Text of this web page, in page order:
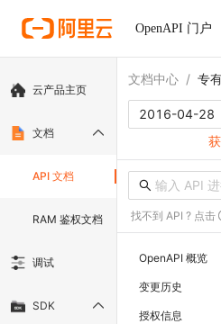
OpenAPI 门户
云产品主页
文档
API 文档
RAM 鉴权文档
调试
SDK
文档中心 / 专
2016-04-28
找不到 API ? 点击
OpenAPI 概览
变更历史
授权信息